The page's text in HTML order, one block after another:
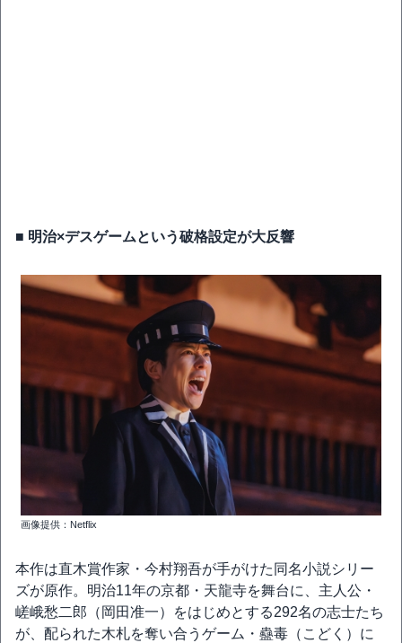
■ 明治×デスゲームという破格設定が大反響
画像提供：Netflix
本作は直木賞作家・今村翔吾が手がけた同名小説シリー
ズが原作。明治11年の京都・天龍寺を舞台に、主人公・
嵯峨愁二郎（岡田准一）をはじめとする292名の志士たち
が、配られた木札を奪い合うゲーム・蠱毒（こどく）に